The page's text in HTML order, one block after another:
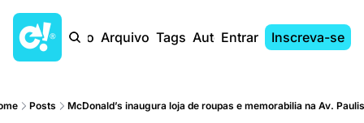
Início Arquivo Tags AutoresEntrar Inscreva-se
Posts McDonald’s inaugura loja de roupas e memorabilia na Av.